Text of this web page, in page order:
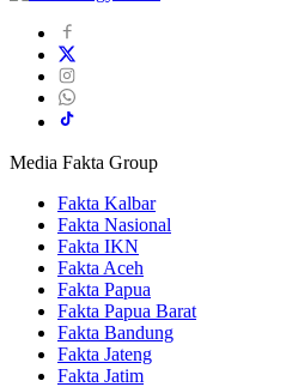
Media Fakta Group
Fakta Kalbar
Fakta Nasional
Fakta IKN
Fakta Aceh
Fakta Papua
Fakta Papua Barat
Fakta Bandung
Fakta Jateng
Fakta Jatim